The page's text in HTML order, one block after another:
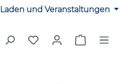
Laden und Veranstaltungen
Du hast 0 Produkte auf
Warenkorb